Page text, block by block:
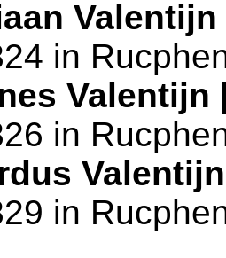
Valentijn
in
Valentijn
in
in